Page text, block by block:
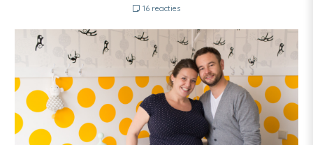
16 reactiesop
webshop
open!